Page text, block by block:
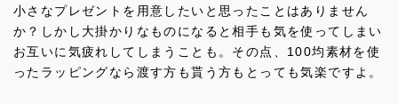
小さなプレゼントを用意したいと思ったことはありません
か？しかし大掛かりなものになると相手も気を使ってしまい
お互いに気疲れしてしまうことも。その点、100均素材を使
ったラッピングなら渡す方も貰う方もとっても気楽ですよ。